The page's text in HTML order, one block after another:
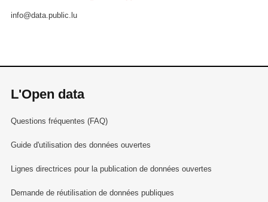
info@data.public.lu
L'Open data
Questions fréquentes (FAQ)
Guide d'utilisation des données ouvertes
Lignes directrices pour la publication de données ouvertes
Demande de réutilisation de données publiques